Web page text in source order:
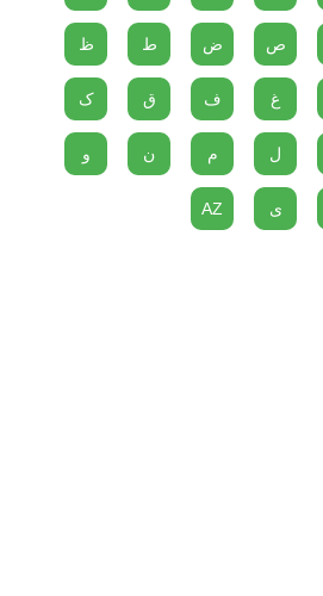
ص ض ط ظ
غ ف ق ک
ل م ن و
ی AZ